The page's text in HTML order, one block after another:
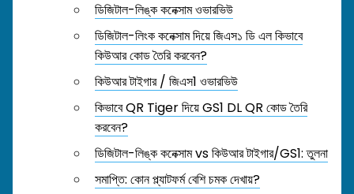
ডিজিটাল-লিঙ্ক কনেক্সাম ওভারভিউ
ডিজিটাল-লিংক কনেক্সাম দিয়ে জিএস১ ডি এল কিভাবে
কিউআর কোড তৈরি করবেন?
কিউআর টাইগার / জিএস1 ওভারভিউ
কিভাবে QR Tiger দিয়ে GS1 DL QR কোড তৈরি
করবেন?
ডিজিটাল-লিঙ্ক কনেক্সাম vs কিউআর টাইগার/GS1: তুলনা
সমাপ্তি: কোন প্ল্যাটফর্ম বেশি চমক দেখায়?